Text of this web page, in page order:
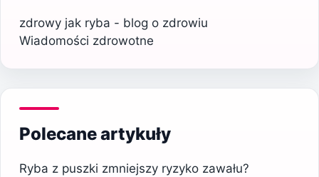
zdrowy jak ryba - blog o zdrowiu
Wiadomości zdrowotne
Polecane artykuły
Ryba z puszki zmniejszy ryzyko zawału?